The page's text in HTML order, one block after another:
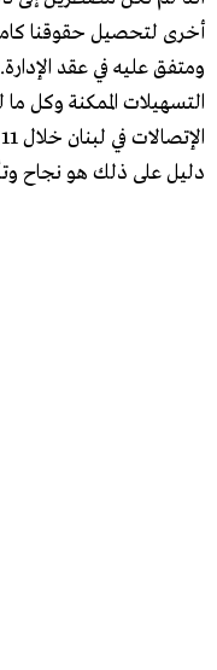
أخرى لتحصيل حقوقنا
ومتفق عليه في عقد
التسهيلات الممكنة وكل
دليل على ذلك هو نجاح